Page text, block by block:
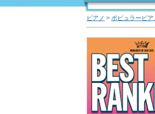
ピアノ > ポピュラーピア